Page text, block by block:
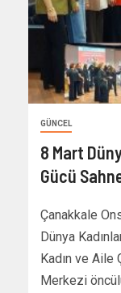
GÜNCEL
8 Mart
Gücü
Çanakkale
Dünya
Kadın ve Aile
Merkezi